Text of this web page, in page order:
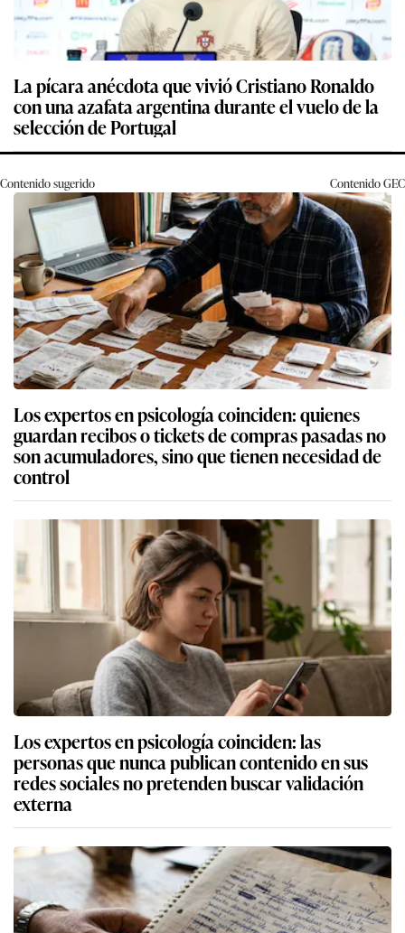
La pícara anécdota que vivió Cristiano Ronaldo
con una azafata argentina durante el vuelo de la
selección de Portugal
Contenido sugerido ContenidoGEC
Los expertos en psicología coinciden: quienes
guardan recibos o tickets de compras pasadas no
son acumuladores, sino que tienen necesidad de
control
Los expertos en psicología coinciden: las
personas que nunca publican contenido en sus
redes sociales no pretenden buscar validación
externa